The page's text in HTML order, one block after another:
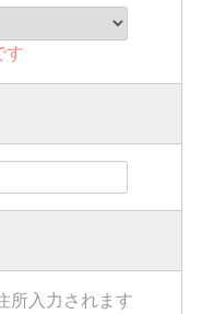
す
所入力されます